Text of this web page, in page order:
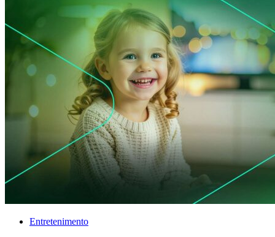
Entretenimento